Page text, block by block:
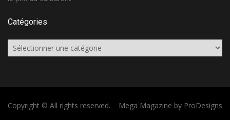
Catégories
Catégories
Copyright © All rights reserved. Mega Magazine by ProDesigns